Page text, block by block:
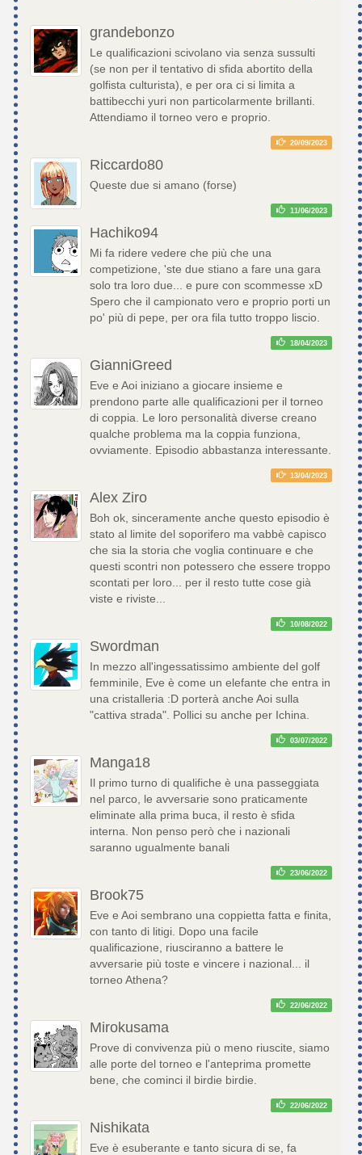
grandebonzo
Le qualificazioni scivolano via senza sussulti
(se non per il tentativo di sfida abortito della
golfista culturista), e per ora ci si limita a
battibecchi yuri non particolarmente brillanti.
Attendiamo il torneo vero e proprio.
20/09/2023
Riccardo80
Queste due si amano (forse)
11/06/2023
Hachiko94
Mi fa ridere vedere che più che una
competizione, 'ste due stiano a fare una gara
solo tra loro due... e pure con scommesse xD
Spero che il campionato vero e proprio porti un
po' più di pepe, per ora fila tutto troppo liscio.
18/04/2023
GianniGreed
Eve e Aoi iniziano a giocare insieme e
prendono parte alle qualificazioni per il torneo
di coppia. Le loro personalità diverse creano
qualche problema ma la coppia funziona,
ovviamente. Episodio abbastanza interessante.
13/04/2023
Alex Ziro
Boh ok, sinceramente anche questo episodio è
stato al limite del soporifero ma vabbè capisco
che sia la storia che voglia continuare e che
questi scontri non potessero che essere troppo
scontati per loro... per il resto tutte cose già
viste e riviste...
10/08/2022
Swordman
In mezzo all'ingessatissimo ambiente del golf
femminile, Eve è come un elefante che entra in
una cristalleria :D porterà anche Aoi sulla
"cattiva strada". Pollici su anche per Ichina.
03/07/2022
Manga18
Il primo turno di qualifiche è una passeggiata
nel parco, le avversarie sono praticamente
eliminate alla prima buca, il resto è sfida
interna. Non penso però che i nazionali
saranno ugualmente banali
23/06/2022
Brook75
Eve e Aoi sembrano una coppietta fatta e finita,
con tanto di litigi. Dopo una facile
qualificazione, riusciranno a battere le
avversarie più toste e vincere i nazional... il
torneo Athena?
22/06/2022
Mirokusama
Prove di convivenza più o meno riuscite, siamo
alle porte del torneo e l'anteprima promette
bene, che cominci il birdie birdie.
22/06/2022
Nishikata
Eve è esuberante e tanto sicura di se, fa